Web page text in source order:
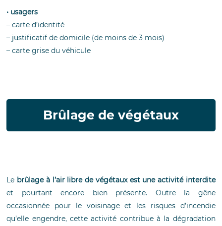
• usagers
– carte d’identité
– justificatif de domicile (de moins de 3 mois)
– carte grise du véhicule
Brûlage de végétaux
Le brûlage à l’air libre de végétaux est une activité interdite
et pourtant encore bien présente. Outre la gêne
occasionnée pour le voisinage et les risques d’incendie
qu’elle engendre, cette activité contribue à la dégradation